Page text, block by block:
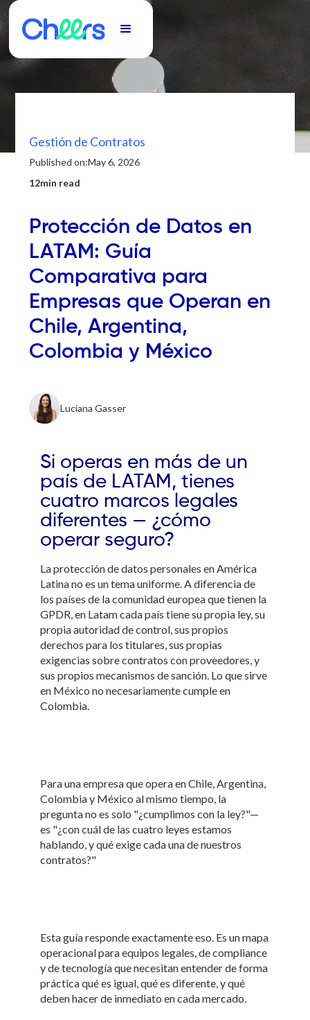
Gestión de Contratos
Published on:May 6, 2026
12min read
Protección de Datos en
LATAM: Guía
Comparativa para
Empresas que Operan en
Chile, Argentina,
Colombia y México
Luciana Gasser
Si operas en más de un
país de LATAM, tienes
cuatro marcos legales
diferentes — ¿cómo
operar seguro?
La protección de datos personales en América
Latina no es un tema uniforme. A diferencia de
los países de la comunidad europea que tienen la
GPDR, en Latam cada país tiene su propia ley, su
propia autoridad de control, sus propios
derechos para los titulares, sus propias
exigencias sobre contratos con proveedores, y
sus propios mecanismos de sanción. Lo que sirve
en México no necesariamente cumple en
Colombia.
Para una empresa que opera en Chile, Argentina,
Colombia y México al mismo tiempo, la
pregunta no es solo "¿cumplimos con la ley?"—
es "¿con cuál de las cuatro leyes estamos
hablando, y qué exige cada una de nuestros
contratos?"
Esta guía responde exactamente eso. Es un mapa
operacional para equipos legales, de compliance
y de tecnología que necesitan entender de forma
práctica qué es igual, qué es diferente, y qué
deben hacer de inmediato en cada mercado.